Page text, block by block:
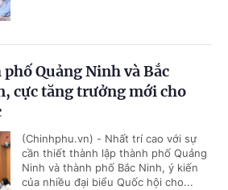
Quảng Ninh và Bắc
cực tăng trưởng mới cho
(Chinhphu.vn) - Nhất trí cao với sự
cần thiết thành lập thành phố Quảng
Ninh và thành phố Bắc Ninh, ý kiến
của nhiều đại biểu Quốc hội cho...